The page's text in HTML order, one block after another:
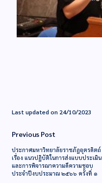
Last updated on 24/10/2023
Previous Post
ประกาศมหาวิทยาลัยราชภัฏอุตรดิตถ์
เรื่อง แนวปฏิบัติในการส่งแบบประเมิน
และการพิจารณาความดีความชอบ
ประจำปีงบประมาณ ๒๕๖๖ ครั้งที่ ๑